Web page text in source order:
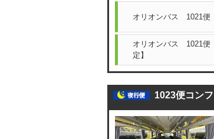
オリオンバス 1021
オリオンバス 1021
定】
1023便コン